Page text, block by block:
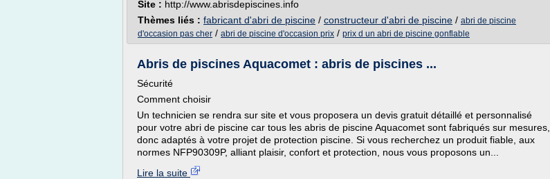
Site : http://www.abrisdepiscines.info
Thèmes liés : fabricant d'abri de piscine / constructeur d'abri de piscine / abri de piscine
d'occasion pas cher / abri de piscine d'occasion prix / prix d un abri de piscine gonflable
Abris de piscines Aquacomet : abris de piscines ...
Sécurité
Comment choisir
Un technicien se rendra sur site et vous proposera un devis gratuit détaillé et personnalisé
pour votre abri de piscine car tous les abris de piscine Aquacomet sont fabriqués sur mesures,
donc adaptés à votre projet de protection piscine. Si vous recherchez un produit fiable, aux
normes NFP90309P, alliant plaisir, confort et protection, nous vous proposons un...
Lire la suite